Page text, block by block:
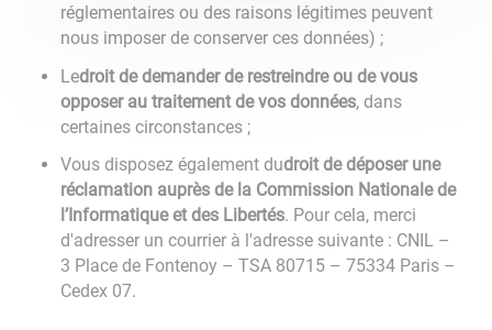
réglementaires ou des raisons légitimes peuvent
nous imposer de conserver ces données) ;
Ledroit de demander de restreindre ou de vous
opposer au traitement de vos données, dans
certaines circonstances ;
Vous disposez également dudroit de déposer une
réclamation auprès de la Commission Nationale de
l’Informatique et des Libertés. Pour cela, merci
d'adresser un courrier à l'adresse suivante : CNIL –
3 Place de Fontenoy – TSA 80715 – 75334 Paris –
Cedex 07.